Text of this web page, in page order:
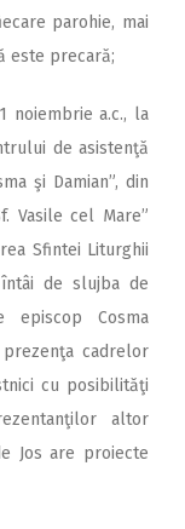
parohie, mai
este precară;
noiembrie a.c., la
de asistenţă
şi Damian”, din
Vasile cel Mare”
Sfintei Liturghii
de slujba de
episcop Cosma
cadrelor
cu posibilităţi
altor
Jos are proiecte